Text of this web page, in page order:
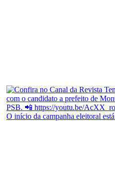
O início da campanha eleitoral